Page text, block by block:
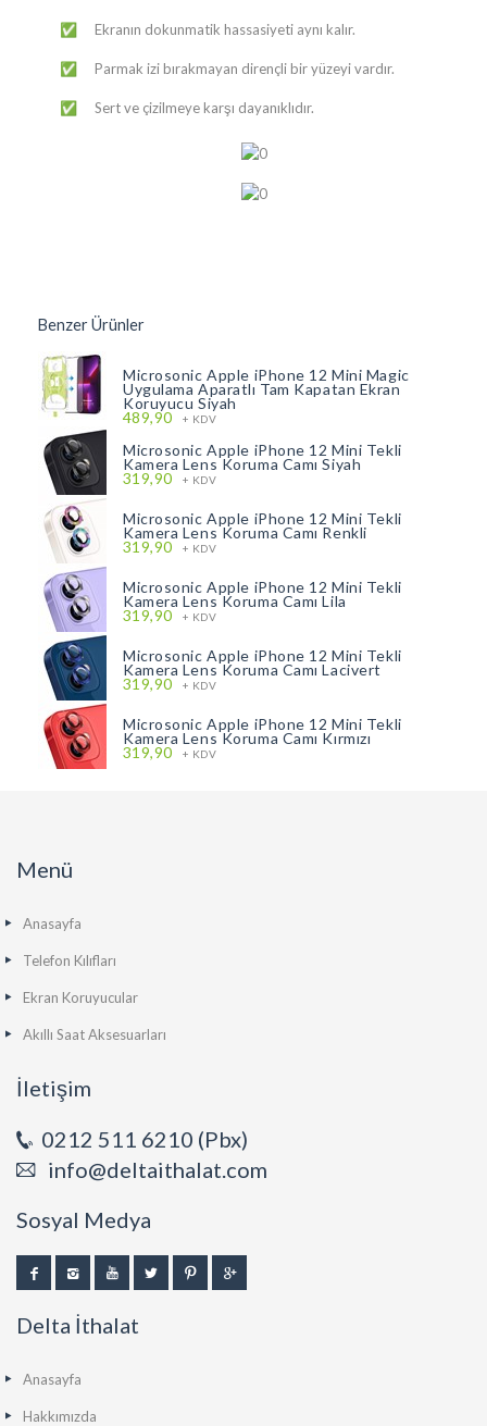
✅ ​Ekranın dokunmatik hassasiyeti aynı kalır.
✅ ​Parmak izi bırakmayan dirençli bir yüzeyi vardır.
✅ ​Sert ve çizilmeye karşı dayanıklıdır.
Benzer Ürünler
Microsonic Apple iPhone 12 Mini Magic
Uygulama Aparatlı Tam Kapatan Ekran
Koruyucu Siyah
489,90 + KDV
Microsonic Apple iPhone 12 Mini Tekli
Kamera Lens Koruma Camı Siyah
319,90 + KDV
Microsonic Apple iPhone 12 Mini Tekli
Kamera Lens Koruma Camı Renkli
319,90 + KDV
Microsonic Apple iPhone 12 Mini Tekli
Kamera Lens Koruma Camı Lila
319,90 + KDV
Microsonic Apple iPhone 12 Mini Tekli
Kamera Lens Koruma Camı Lacivert
319,90 + KDV
Microsonic Apple iPhone 12 Mini Tekli
Kamera Lens Koruma Camı Kırmızı
319,90 + KDV
Menü
Anasayfa
Telefon Kılıfları
Ekran Koruyucular
Akıllı Saat Aksesuarları
İletişim
0212 511 6210 (Pbx)
info@deltaithalat.com
Sosyal Medya
Delta İthalat
Anasayfa
Hakkımızda